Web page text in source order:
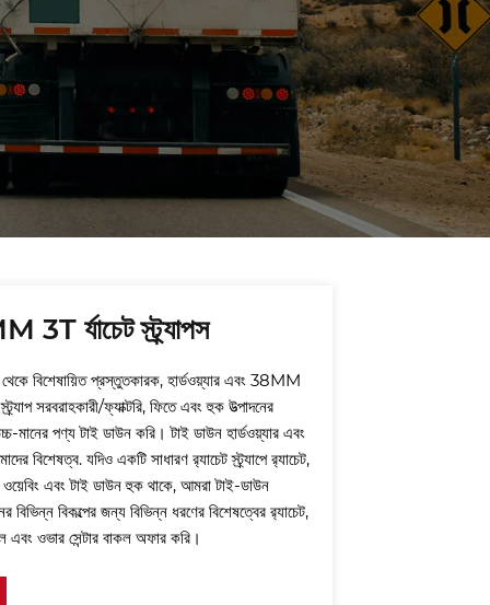
অন্তহীন চাবুক
Force Rigging is one of the
famous China Endless
Endless Strap suppliers. If
you trust us, please
3T র্যাচেট স্ট্র্যাপস
বিশেষায়িত প্রস্তুতকারক, হার্ডওয়্যার এবং 38MM
সরবরাহকারী/ফ্যাক্টরি, ফিতে এবং হুক উত্পাদনের
মানের পণ্য টাই ডাউন করি। টাই ডাউন হার্ডওয়্যার এবং
বিশেষত্ব. যদিও একটি সাধারণ র‌্যাচেট স্ট্র্যাপে র‌্যাচেট,
ওয়েবিং এবং টাই ডাউন হুক থাকে, আমরা টাই-ডাউন
বিভিন্ন বিকল্পের জন্য বিভিন্ন ধরণের বিশেষত্বের র‌্যাচেট,
এবং ওভার সেন্টার বাকল অফার করি।